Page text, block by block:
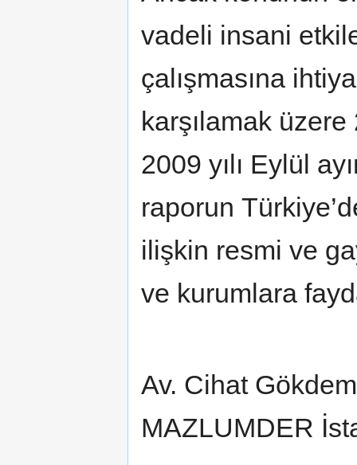
vadeli insani
çalışmasına
karşılamak üzere
2009 yılı Eylül
raporun
ilişkin resmi ve
ve kurumlara
Av. Cihat
MAZLUMDER